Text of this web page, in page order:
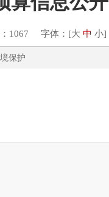
1067 字体：[大 中 小]
环境保护